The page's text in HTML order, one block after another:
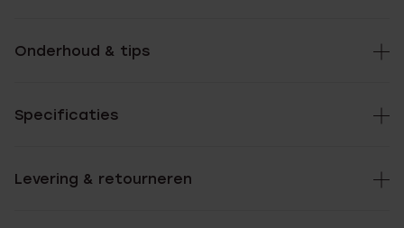
Onderhoud & tips
Specificaties
Levering & retourneren